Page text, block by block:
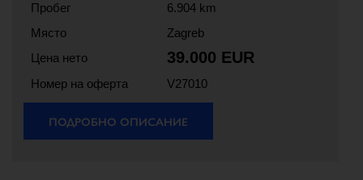
Пробег
6.904 km
Място
Zagreb
Цена нето
39.000 EUR
Номер на оферта V27010
ПОДРОБНО ОПИСАНИЕ